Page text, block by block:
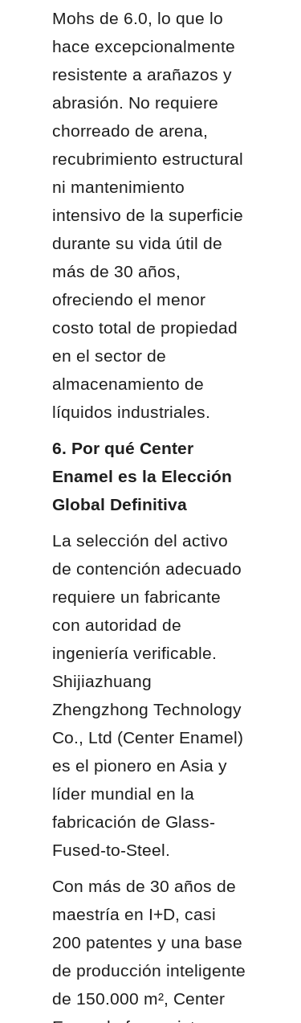
Mohs de 6.0, lo que lo
hace excepcionalmente
resistente a arañazos y
abrasión. No requiere
chorreado de arena,
recubrimiento estructural
ni mantenimiento
intensivo de la superficie
durante su vida útil de
más de 30 años,
ofreciendo el menor
costo total de propiedad
en el sector de
almacenamiento de
líquidos industriales.
6. Por qué Center
Enamel es la Elección
Global Definitiva
La selección del activo
de contención adecuado
requiere un fabricante
con autoridad de
ingeniería verificable.
Shijiazhuang
Zhengzhong Technology
Co., Ltd (Center Enamel)
es el pionero en Asia y
líder mundial en la
fabricación de Glass-
Fused-to-Steel.
Con más de 30 años de
maestría en I+D, casi
200 patentes y una base
de producción inteligente
de 150.000 m², Center